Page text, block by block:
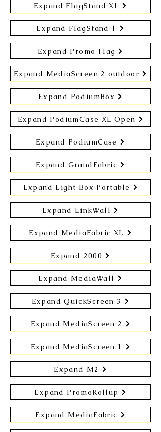
Expand FlagStand XL
Expand FlagStand 1
Expand Promo Flag
Expand MediaScreen 2 outdoor
Expand PodiumBox
Expand PodiumCase XL Open
Expand PodiumCase
Expand GrandFabric
Expand Light Box Portable
Expand LinkWall
Expand MediaFabric XL
Expand 2000
Expand MediaWall
Expand QuickScreen 3
Expand MediaScreen 2
Expand MediaScreen 1
Expand M2
Expand PromoRollup
Expand MediaFabric